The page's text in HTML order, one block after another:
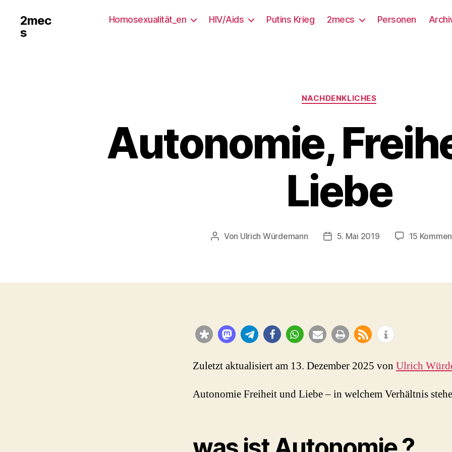
2mec
s
Homosexualität_en HIV/Aids Putins Krieg 2mecs Personen
Kategorien
NACHDENKLICHES
Autonomie,
Liebe
Beitragsautor
Von Ulrich Würdemann Beitragsdatum
5. Mai 2019 15
Zuletzt aktualisiert am 13. Dezember 2025 von Ulrich
Autonomie Freiheit und Liebe – in welchem Verhältnis